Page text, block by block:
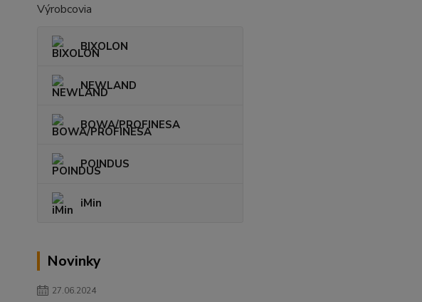
Výrobcovia
BIXOLON
NEWLAND
BOWA/PROFINESA
POINDUS
iMin
Novinky
27.06.2024